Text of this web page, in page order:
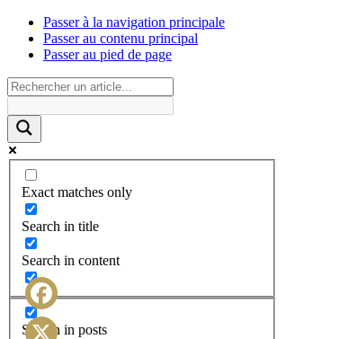
Passer à la navigation principale
Passer au contenu principal
Passer au pied de page
Exact matches only
Search in title
Search in content
Search in posts
Facebook